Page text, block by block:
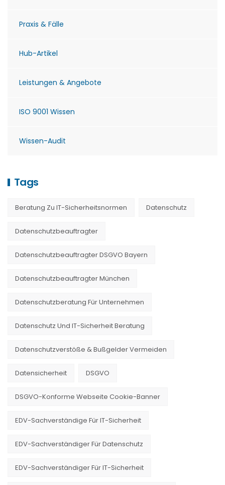
Praxis & Fälle
Hub-Artikel
Leistungen & Angebote
ISO 9001 Wissen
Wissen-Audit
Tags
Beratung Zu IT-Sicherheitsnormen Datenschutz
Datenschutzbeauftragter
Datenschutzbeauftragter DSGVO Bayern
Datenschutzbeauftragter München
Datenschutzberatung Für Unternehmen
Datenschutz Und IT-Sicherheit Beratung
Datenschutzverstöße & Bußgelder Vermeiden
Datensicherheit DSGVO
DSGVO-Konforme Webseite Cookie-Banner
EDV-Sachverständige Für IT-Sicherheit
EDV-Sachverständiger Für Datenschutz
EDV-Sachverständiger Für IT-Sicherheit